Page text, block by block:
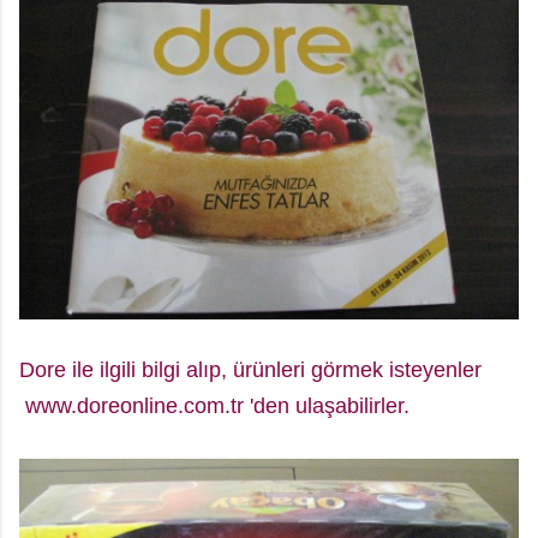
Dore ile ilgili bilgi alıp, ürünleri görmek isteyenler
www.doreonline.com.tr 'den ulaşabilirler.